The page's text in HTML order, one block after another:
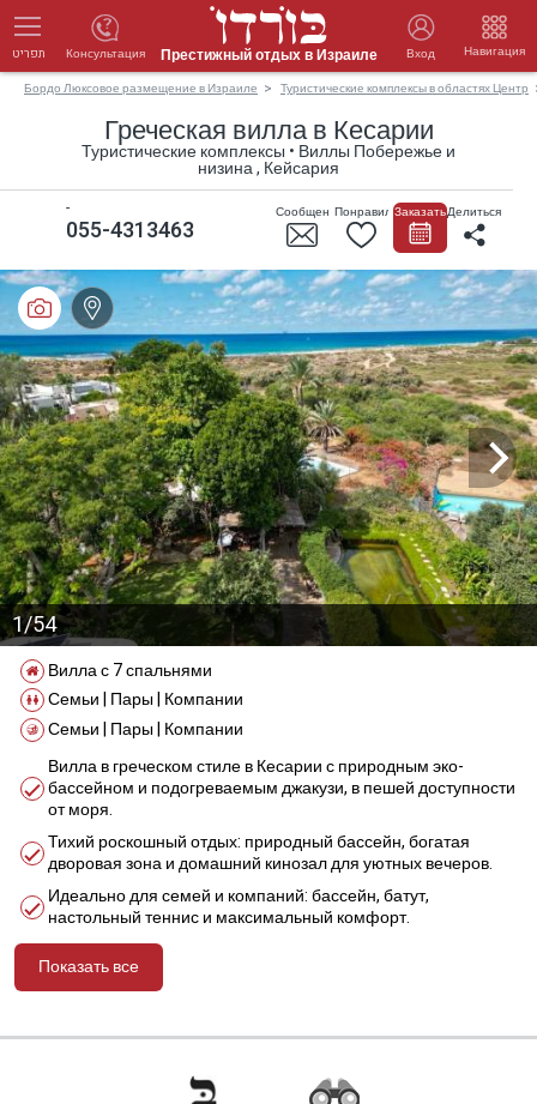
תפריט Престижный отдых в Израиле Вход Навигация
Консультация
Бордо Люксовое размещение в Израиле Туристические комплексы в областях Центр
Греческая вилла в Кесарии
Туристические комплексы • Виллы Побережье и
низина , Кейсария
Делиться
СообщениеПонравилосьЗаказать
055-4313463
-
1/54
Вилла с 7 спальнями
Семьи | Пары | Компании
Семьи | Пары | Компании
Вилла в греческом стиле в Кесарии с природным эко-
бассейном и подогреваемым джакузи, в пешей доступности
от моря.
Тихий роскошный отдых: природный бассейн, богатая
дворовая зона и домашний кинозал для уютных вечеров.
Идеально для семей и компаний: бассейн, батут,
настольный теннис и максимальный комфорт.
Показать все